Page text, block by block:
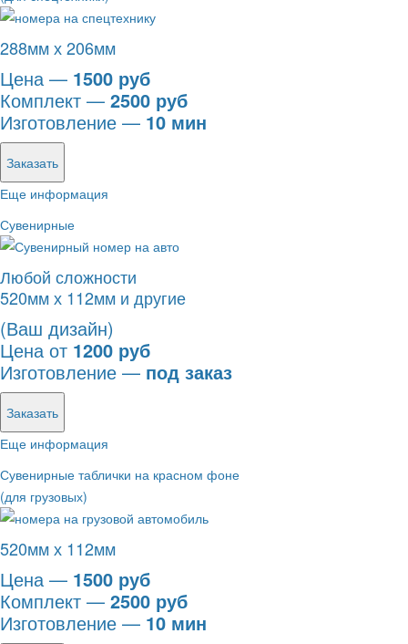
288мм х 206мм
Цена — 1500 руб
Комплект — 2500 руб
Изготовление — 10 мин
Заказать
Еще информация
Сувенирные
Любой сложности
520мм х 112мм и другие
(Ваш дизайн)
Цена от 1200 руб
Изготовление — под заказ
Заказать
Еще информация
Сувенирные таблички на красном фоне
(для грузовых)
520мм х 112мм
Цена — 1500 руб
Комплект — 2500 руб
Изготовление — 10 мин